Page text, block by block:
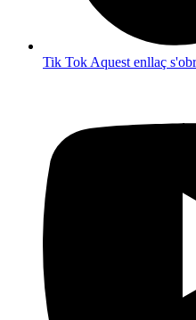
Tik TokAquest enllaç